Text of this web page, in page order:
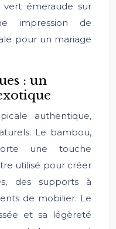
vert émeraude sur
impression de
pour un mariage
: un
authentique,
Le bambou,
une touche
utilisé pour créer
des supports à
de mobilier. Le
et sa légèreté